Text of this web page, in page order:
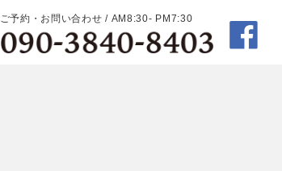
ご予約・お問い合わせ / AM8:30- PM7:30